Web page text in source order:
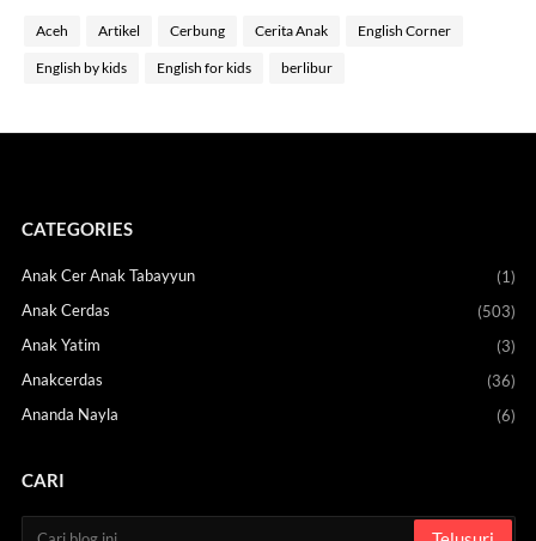
Aceh Artikel Cerbung Cerita Anak English Corner
English by kids English for kids berlibur
CATEGORIES
Anak Cer Anak Tabayyun
(1)
Anak Cerdas
(503)
Anak Yatim
(3)
Anakcerdas
(36)
Ananda Nayla
(6)
CARI